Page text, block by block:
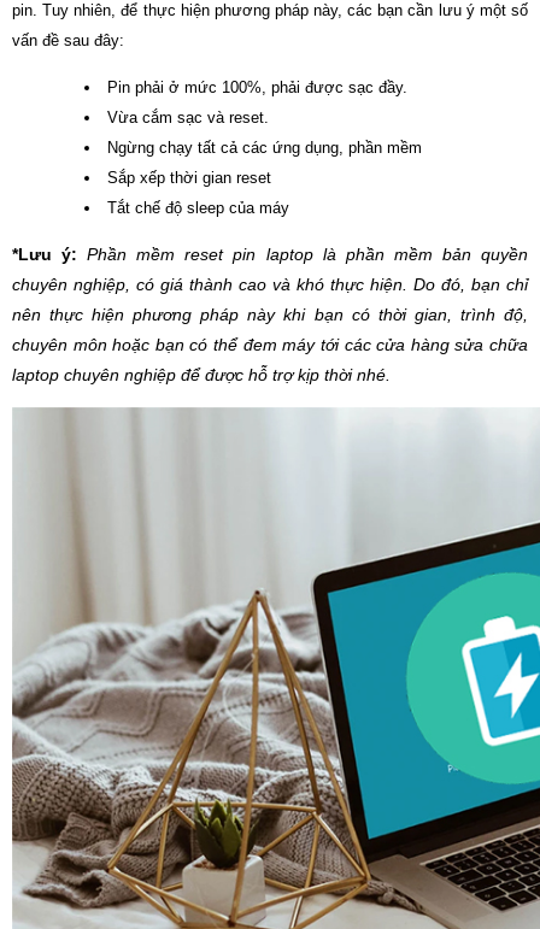
pin. Tuy nhiên, để thực hiện phương pháp này, các bạn cần lưu ý một số
vấn đề sau đây:
Pin phải ở mức 100%, phải được sạc đầy.
Vừa cắm sạc và reset.
Ngừng chạy tất cả các ứng dụng, phần mềm
Sắp xếp thời gian reset
Tắt chế độ sleep của máy
*Lưu ý: Phần mềm reset pin laptop là phần mềm bản quyền
chuyên nghiệp, có giá thành cao và khó thực hiện. Do đó, bạn chỉ
nên thực hiện phương pháp này khi bạn có thời gian, trình độ,
chuyên môn hoặc bạn có thể đem máy tới các cửa hàng sửa chữa
laptop chuyên nghiệp để được hỗ trợ kịp thời nhé.